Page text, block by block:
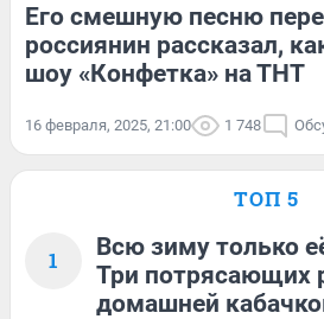
Его смешную песню
россиянин рассказал,
шоу «Конфетка» на ТНТ
16 февраля, 2025, 21:00 1 748
ТОП 5
1
Всю зиму только
Три потрясающих
домашней